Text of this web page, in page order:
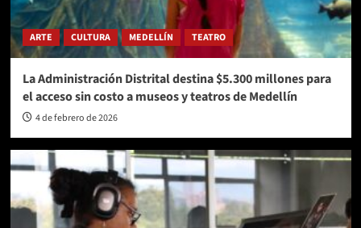
ARTE CULTURA MEDELLÍN TEATRO
La Administración Distrital destina $5.300 millones para
el acceso sin costo a museos y teatros de Medellín
4 de febrero de 2026